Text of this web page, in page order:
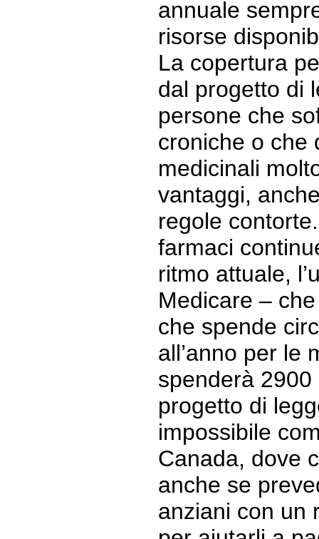
annuale
risorse
La copertura
dal progetto di
persone che
croniche o che
medicinali
vantaggi,
regole
farmaci
ritmo attuale,
Medicare –
che spende
all’anno per le
spenderà
progetto di
impossibile
Canada, dove
anche se
anziani con un